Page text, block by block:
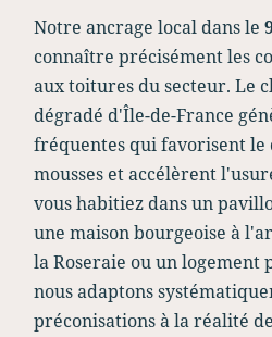
Notre ancrage local dans le
connaître précisément les
aux toitures du secteur. Le
dégradé d'Île-de-France
fréquentes qui favorisent le
mousses et accélèrent
vous habitiez dans un
une maison bourgeoise à
la Roseraie ou un logement
nous adaptons
préconisations à la réalité